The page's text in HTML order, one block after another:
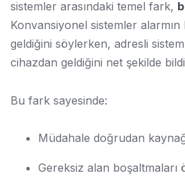
sistemler arasındaki temel fark,
Konvansiyonel sistemler
geldiğini söylerken, adresli
cihazdan geldiğini net şekilde
Bu fark sayesinde:
Müdahale doğrudan
Gereksiz alan boşaltmaları